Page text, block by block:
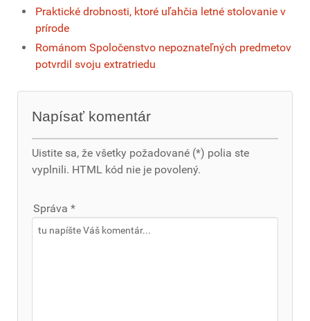
Praktické drobnosti, ktoré uľahčia letné stolovanie v
prírode
Románom Spoločenstvo nepoznateľných predmetov
potvrdil svoju extratriedu
Napísať komentár
Uistite sa, že všetky požadované (*) polia ste
vyplnili. HTML kód nie je povolený.
Správa *